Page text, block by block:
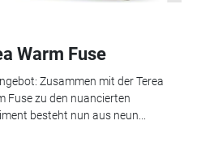
Warm Fuse
Zusammen mit der Terea
Fuse zu den nuancierten
besteht nun aus neun...